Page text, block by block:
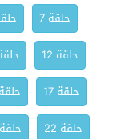
حلقة 7
حلقة 12
حلقة
حلقة 17
حلقة
حلقة 22
حلقة 23